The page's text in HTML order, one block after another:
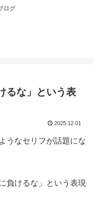
ログ
るな」という表
2025.12.01
うなセリフが話題にな
負けるな」という表現